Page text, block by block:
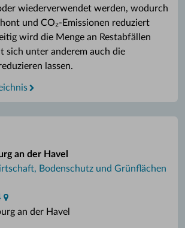
wiederverwendet werden, wodurch
und CO₂-Emissionen reduziert
wird die Menge an Restabfällen
sich unter anderem auch die
lassen.
an der Havel
Bodenschutz und Grünflächen
an der Havel